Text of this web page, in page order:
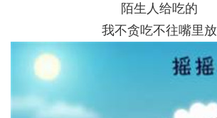
陌生人给吃的
我不贪吃不往嘴里放